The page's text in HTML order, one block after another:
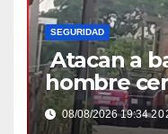
SEGURIDAD
Atacan a
hombre
General de
08/08/2026 19:34